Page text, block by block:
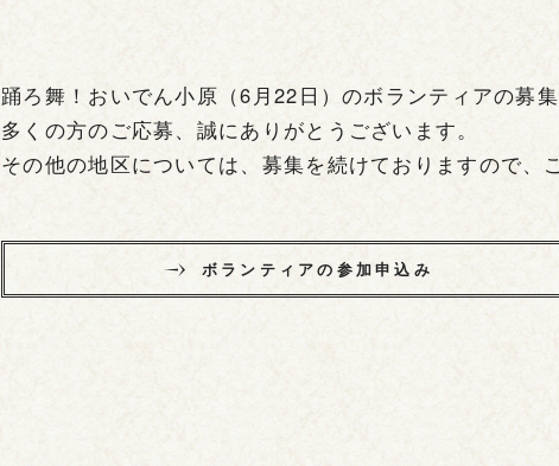
踊ろ舞！おいでん小原（6月22日）のボランティアの募集
多くの方のご応募、誠にありがとうございます。
その他の地区については、募集を続けておりますので、
ボランティアの参加申込み